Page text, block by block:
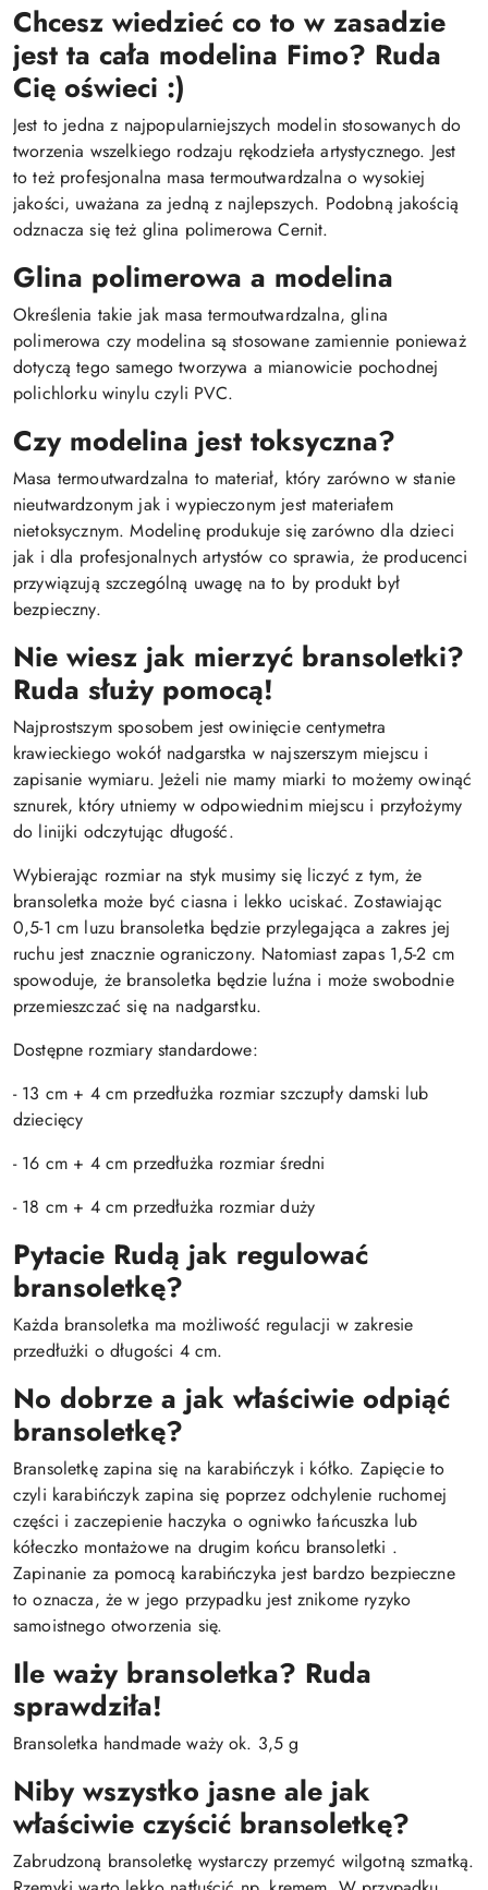
Chcesz wiedzieć co to w zasadzie
jest ta cała modelina Fimo? Ruda
Cię oświeci :)
Jest to jedna z najpopularniejszych modelin stosowanych do
tworzenia wszelkiego rodzaju rękodzieła artystycznego. Jest
to też profesjonalna masa termoutwardzalna o wysokiej
jakości, uważana za jedną z najlepszych. Podobną jakością
odznacza się też glina polimerowa Cernit.
Glina polimerowa a modelina
Określenia takie jak masa termoutwardzalna, glina
polimerowa czy modelina są stosowane zamiennie ponieważ
dotyczą tego samego tworzywa a mianowicie pochodnej
polichlorku winylu czyli PVC.
Czy modelina jest toksyczna?
Masa termoutwardzalna to materiał, który zarówno w stanie
nieutwardzonym jak i wypieczonym jest materiałem
nietoksycznym. Modelinę produkuje się zarówno dla dzieci
jak i dla profesjonalnych artystów co sprawia, że producenci
przywiązują szczególną uwagę na to by produkt był
bezpieczny.
Nie wiesz jak mierzyć bransoletki?
Ruda służy pomocą!
Najprostszym sposobem jest owinięcie centymetra
krawieckiego wokół nadgarstka w najszerszym miejscu i
zapisanie wymiaru. Jeżeli nie mamy miarki to możemy owinąć
sznurek, który utniemy w odpowiednim miejscu i przyłożymy
do linijki odczytując długość.
Wybierając rozmiar na styk musimy się liczyć z tym, że
bransoletka może być ciasna i lekko uciskać. Zostawiając
0,5-1 cm luzu bransoletka będzie przylegająca a zakres jej
ruchu jest znacznie ograniczony. Natomiast zapas 1,5-2 cm
spowoduje, że bransoletka będzie luźna i może swobodnie
przemieszczać się na nadgarstku.
Dostępne rozmiary standardowe:
- 13 cm + 4 cm przedłużka rozmiar szczupły damski lub
dziecięcy
- 16 cm + 4 cm przedłużka rozmiar średni
- 18 cm + 4 cm przedłużka rozmiar duży
Pytacie Rudą jak regulować
bransoletkę?
Każda bransoletka ma możliwość regulacji w zakresie
przedłużki o długości 4 cm.
No dobrze a jak właściwie odpiąć
bransoletkę?
Bransoletkę zapina się na karabińczyk i kółko. Zapięcie to
czyli karabińczyk zapina się poprzez odchylenie ruchomej
części i zaczepienie haczyka o ogniwko łańcuszka lub
kółeczko montażowe na drugim końcu bransoletki .
Zapinanie za pomocą karabińczyka jest bardzo bezpieczne
to oznacza, że w jego przypadku jest znikome ryzyko
samoistnego otworzenia się.
Ile waży bransoletka? Ruda
sprawdziła!
Bransoletka handmade waży ok. 3,5 g
Niby wszystko jasne ale jak
właściwie czyścić bransoletkę?
Zabrudzoną bransoletkę wystarczy przemyć wilgotną szmatką.